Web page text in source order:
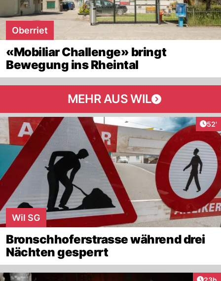
Oberriet
«Mobiliar Challenge» bringt
Bewegung ins Rheintal
MEHR AUS WIL
52'
Wil SG
Bronschhoferstrasse während drei
Nächten gesperrt